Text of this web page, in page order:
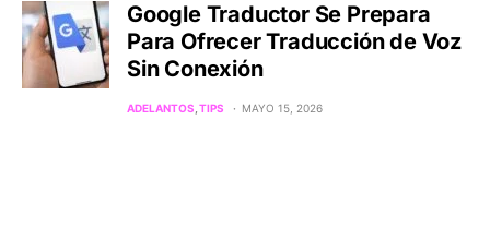
Google Traductor Se Prepara
Para Ofrecer Traducción de Voz
Sin Conexión
ADELANTOS TIPS MAYO 15, 2026